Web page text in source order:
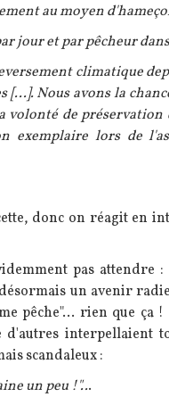
au moyen
jour et par pêcheur
climatique
[...]. Nous avons la
de préservation
exemplaire lors de
donc on réagit en
pas attendre
un avenir
pêche"... rien que ça
interpellaient
scandaleux :
un peu !"...